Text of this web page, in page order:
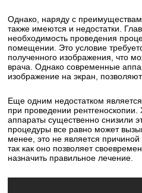
Однако, наряду с
также имеются и недостатки.
необходимость проведения
помещении. Это условие
полученного изображения, что
врача. Однако современные
изображение на экран, позволяют
Еще одним недостатком
при проведении
аппараты существенно снизили
процедуры все равно может
менее, это не является причиной
так как оно позволяет
назначить правильное лечение.